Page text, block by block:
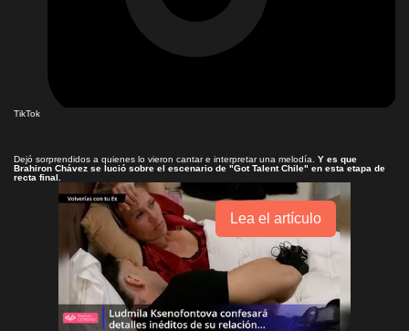
TikTok
Dejó sorprendidos a quienes lo vieron cantar e interpretar una melodía. Y es que
Brahiron Chávez se lució sobre el escenario de "Got Talent Chile" en esta etapa de
recta final.
Lea el artículo